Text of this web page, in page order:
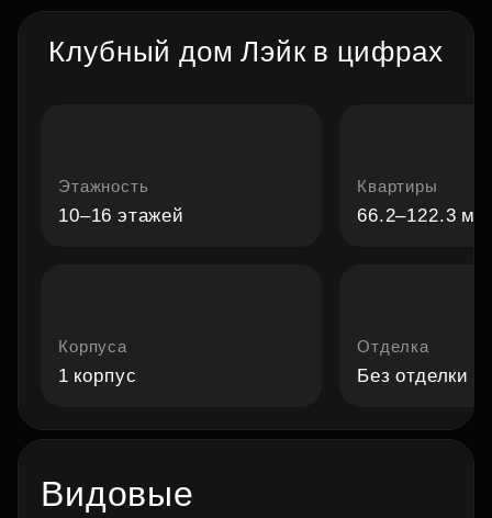
Клубный дом Лэйк в цифрах
Этажность
10–16 этажей
Квартиры
66.2–122.3 м²
Корпуса
1 корпус
Отделка
Без отделки
Видовые